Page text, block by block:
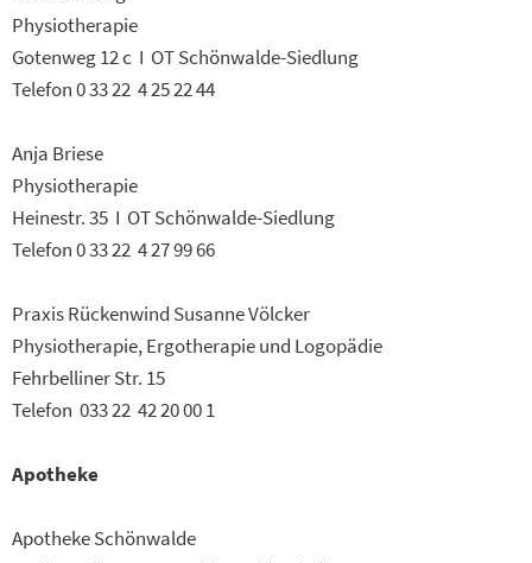
Physiotherapie
Gotenweg 12 c I OT Schönwalde-Siedlung
Telefon 0 33 22 4 25 22 44
Anja Briese
Physiotherapie
Heinestr. 35 I OT Schönwalde-Siedlung
Telefon 0 33 22 4 27 99 66
Praxis Rückenwind Susanne Völcker
Physiotherapie, Ergotherapie und Logopädie
Fehrbelliner Str. 15
Telefon 033 22 42 20 00 1
Apotheke
Apotheke Schönwalde